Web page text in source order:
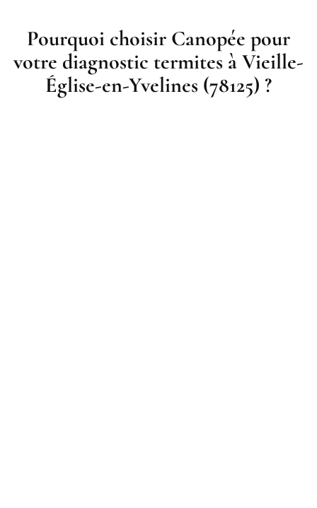
Pourquoi choisir Canopée pour
votre diagnostic termites à Vieille-
Église-en-Yvelines (78125) ?